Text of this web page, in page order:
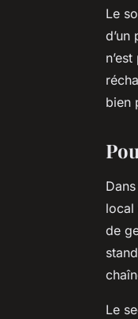
à
Le
bien
local
de
Le